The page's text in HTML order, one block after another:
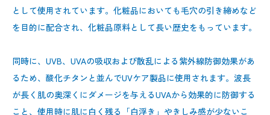
として使用されています。化粧品においても毛穴の引き締めなど
を目的に配合され、化粧品原料として長い歴史をもっています。
同時に、UVB、UVAの吸収および散乱による紫外線防御効果があ
るため、酸化チタンと並んでUVケア製品に使用されます。波長
が長く肌の奥深くにダメージを与えるUVAから効果的に防御する
こと、使用時に肌に白く残る「白浮き」やきしみ感が少ないこ